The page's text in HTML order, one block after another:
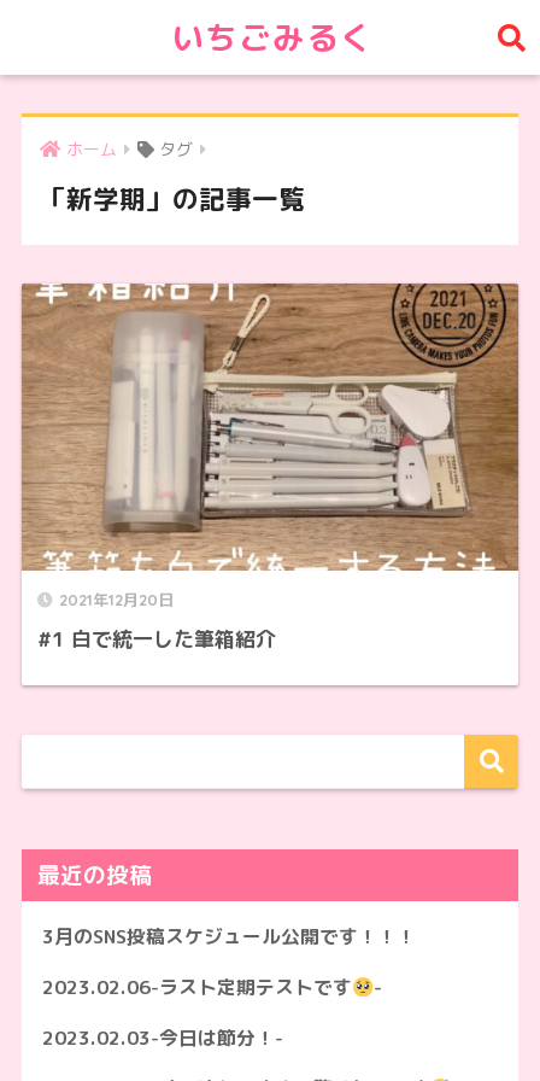
いちごみるく
ホーム タグ
「新学期」の記事一覧
2021年12月20日
#1 白で統一した筆箱紹介
最近の投稿
3月のSNS投稿スケジュール公開です！！！
2023.02.06-ラスト定期テストです
-
2023.02.03-今日は節分！-